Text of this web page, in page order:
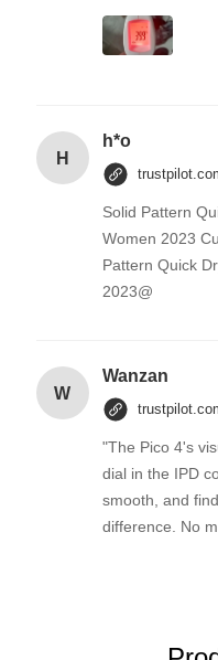
H
h*o
Solid Pattern
Women 2023
Pattern Quick
2023@
W
Wanzan
"The Pico 4's
dial in the IPD
smooth, and
difference. No